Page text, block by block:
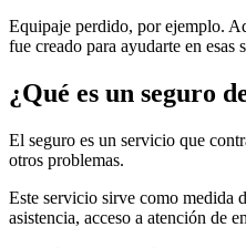
Equipaje perdido, por ejemplo.
fue creado para ayudarte en esas
¿Qué es un seguro
El seguro es un servicio que
otros problemas.
Este servicio sirve como medida
asistencia, acceso a atención de